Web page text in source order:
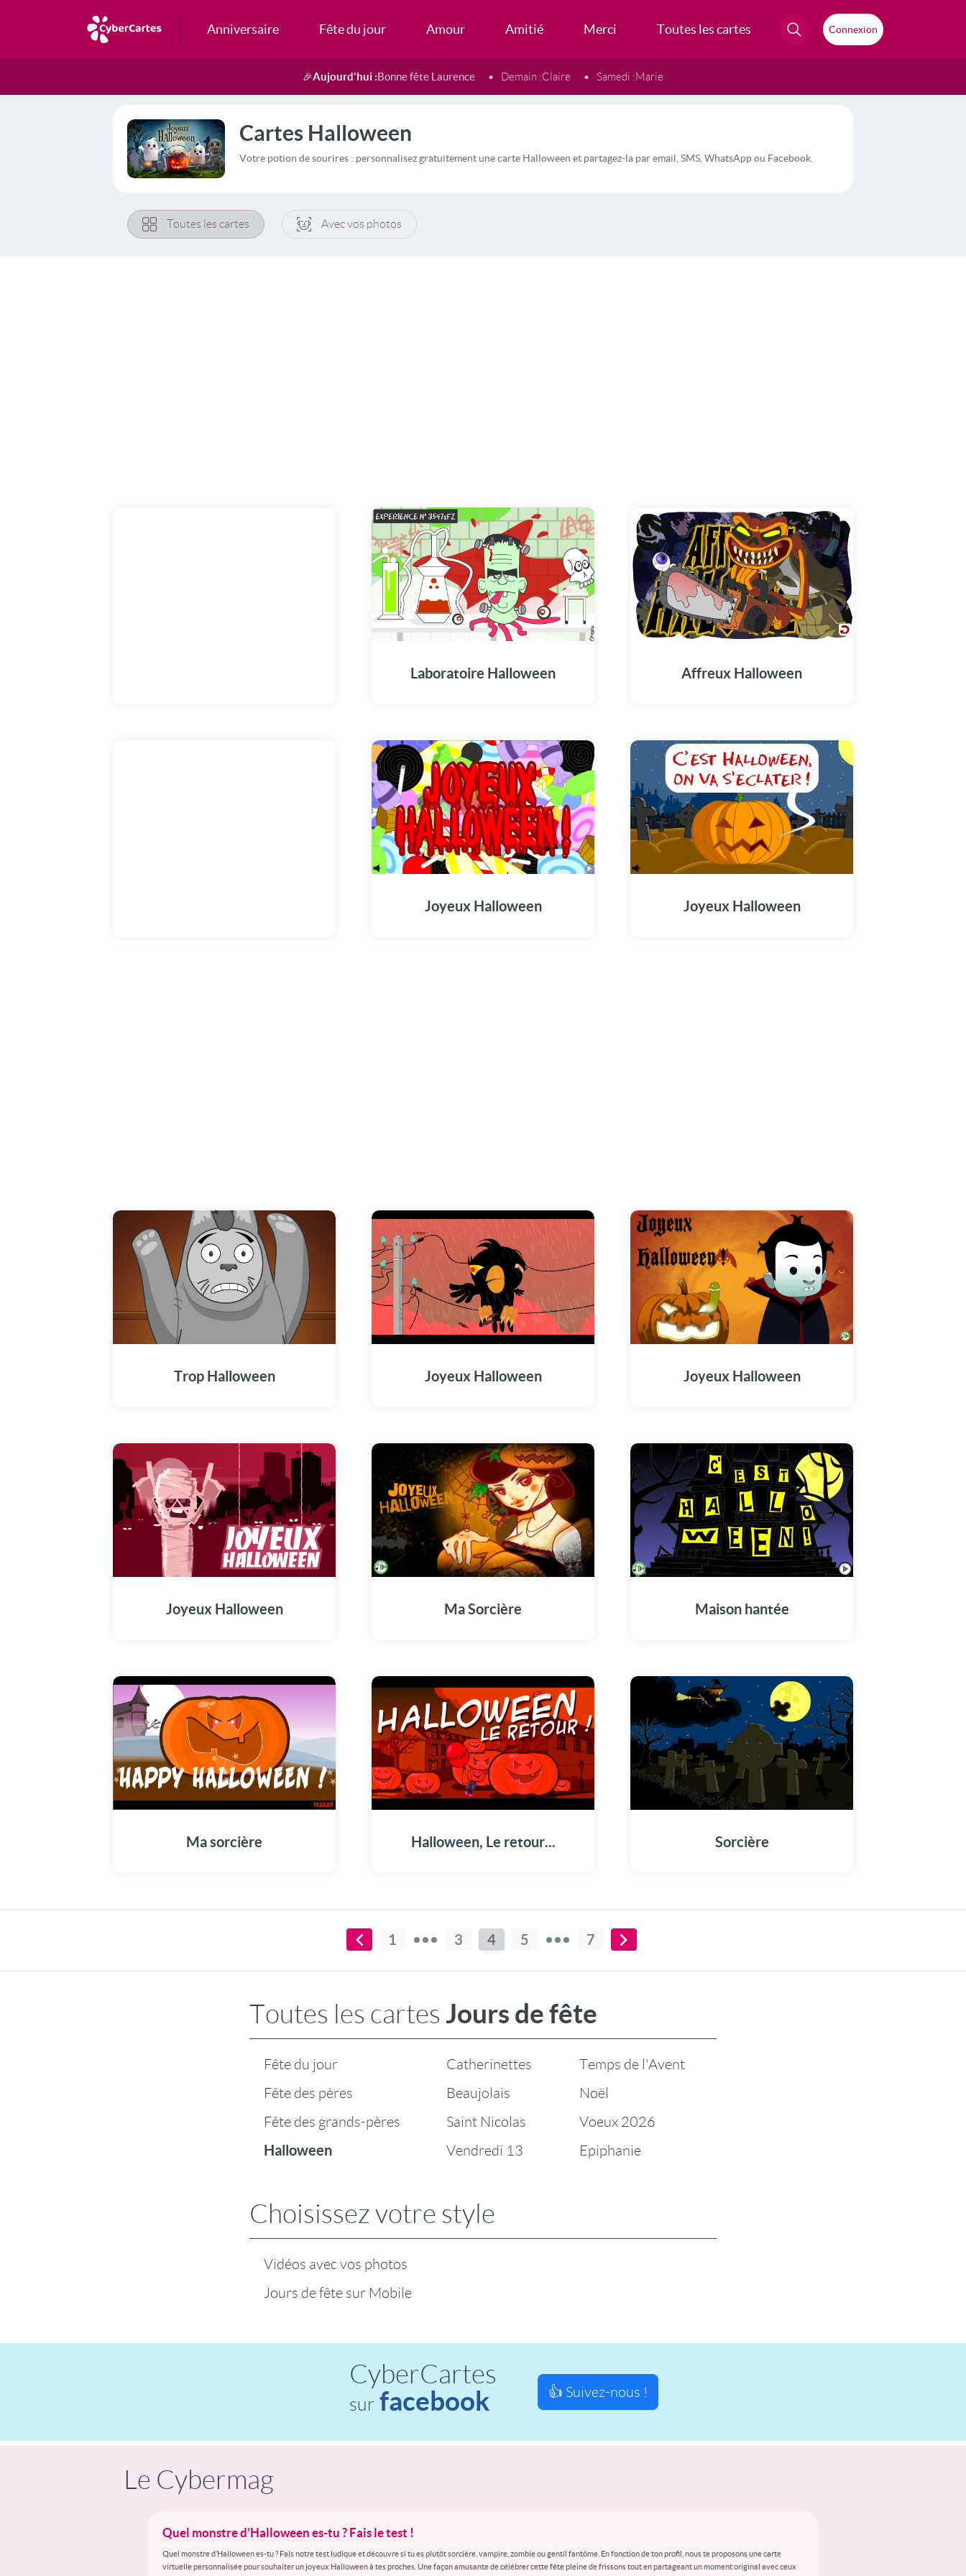
Anniversaire Fête du jour Amour Amitié Merci Toutes les cartes Connexion
🎉Aujourd'hui :Bonne fête Laurence Demain :Claire Samedi :Marie
Cartes Halloween
Votre potion de sourires : personnalisez gratuitement une carte Halloween et partagez-la par email, SMS, WhatsApp ou Facebook.
Toutes les cartes Avec vos photos
Laboratoire Halloween Affreux Halloween
Joyeux Halloween Joyeux Halloween
Trop Halloween Joyeux Halloween Joyeux Halloween
Joyeux Halloween Ma Sorcière Maison hantée
Ma sorcière Halloween, Le retour... Sorcière
1 3 4 5 7
Toutes les cartes Jours de fête
Fête du jour
Fête des pères
Fête des grands-pères
Halloween
Catherinettes
Beaujolais
Saint Nicolas
Vendredi 13
Temps de l'Avent
Noël
Voeux 2026
Epiphanie
Choisissez votre style
Vidéos avec vos photos
Jours de fête sur Mobile
CyberCartes
sur facebook 👍 Suivez-nous !
Le Cybermag
Quel monstre d’Halloween es-tu ? Fais le test !
Quel monstre d’Halloween es-tu ? Fais notre test ludique et découvre si tu es plutôt sorcière, vampire, zombie ou gentil fantôme. En fonction de ton profil, nous te proposons une carte
virtuelle personnalisée pour souhaiter un joyeux Halloween à tes proches. Une façon amusante de célébrer cette fête pleine de frissons tout en partageant un moment original avec ceux